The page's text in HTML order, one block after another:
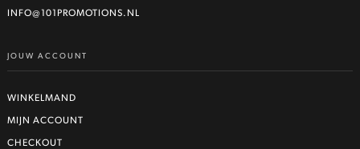
INFO@101PROMOTIONS.NL
JOUW ACCOUNT
WINKELMAND
MIJN ACCOUNT
CHECKOUT